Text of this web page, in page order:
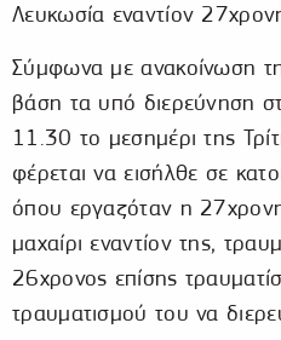
Λευκωσία εναντίον
Σύμφωνα με ανακοίνωση
βάση τα υπό διερεύνηση
11.30 το μεσημέρι της
φέρεται να εισήλθε σε
όπου εργαζόταν η
μαχαίρι εναντίον της,
26χρονος επίσης
τραυματισμού του να